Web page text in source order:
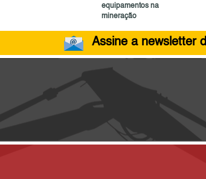
equipamentos na
mineração
Assine a newsletter